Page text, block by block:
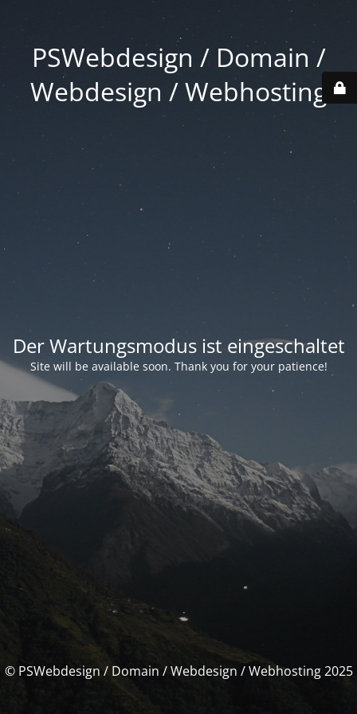
PSWebdesign / Domain /
Webdesign / Webhosting
Der Wartungsmodus ist eingeschaltet
Site will be available soon. Thank you for your patience!
© PSWebdesign / Domain / Webdesign / Webhosting 2025